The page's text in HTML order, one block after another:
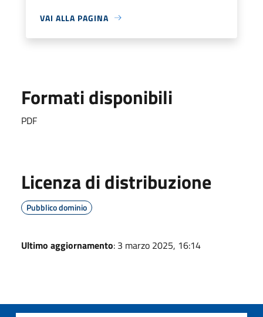
VAI ALLA PAGINA
Formati disponibili
PDF
Licenza di distribuzione
Pubblico dominio
Ultimo aggiornamento: 3 marzo 2025, 16:14